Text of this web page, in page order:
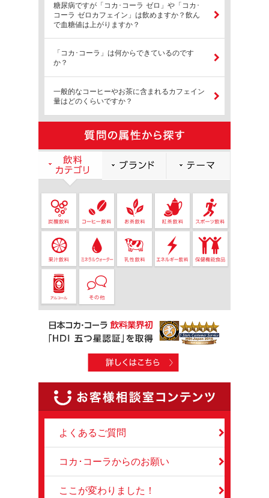
糖尿病ですが「コカ･コーラ ゼロ」や「コカ･
コーラ ゼロカフェイン」は飲めますか？飲ん
で血糖値は上がりますか？
「コカ･コーラ」は何からできているのです
か？
一般的なコーヒーやお茶に含まれるカフェイン
量はどのくらいですか？
よくあるご質問
コカ･コーラからのお願い
ここが変わりました！